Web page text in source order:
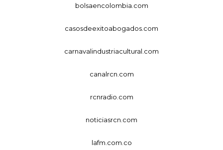
bolsaencolombia.com
casosdeexitoabogados.com
carnavalindustriacultural.com
canalrcn.com
rcnradio.com
noticiasrcn.com
lafm.com.co